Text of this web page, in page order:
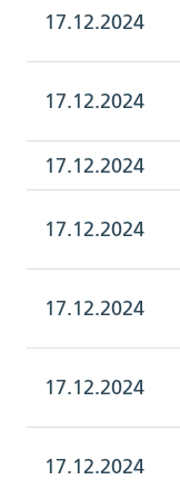
17.12.2024
17.12.2024
17.12.2024
17.12.2024
17.12.2024
17.12.2024
17.12.2024